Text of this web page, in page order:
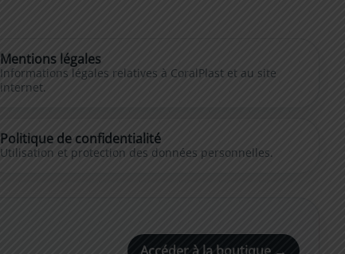
Mentions légales
Informations légales relatives à CoralPlast et au site
internet.
Politique de confidentialité
Utilisation et protection des données personnelles.